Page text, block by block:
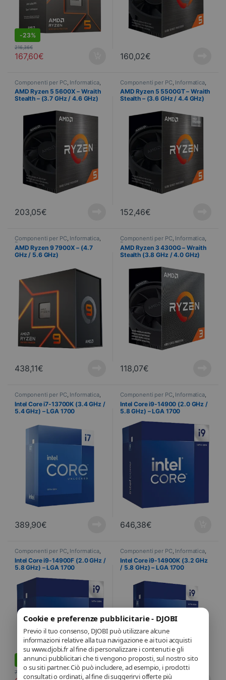
Cookie e preferenze pubblicitarie - DJOBI
Previo il tuo consenso, DJOBI può utilizzare alcune
informazioni relative alla tua navigazione e ai tuoi acquisti
su www.djobi.fr al fine di personalizzare i contenuti e gli
annunci pubblicitari che ti vengono proposti, sul nostro sito
o su siti partner. Ciò può includere, ad esempio, i prodotti
consultati o ordinati, al fine di suggerirvi offerte più
-23%
167,60€
216,36€
160,02€
Componenti per PC Informatica,
Processore
AMD Ryzen 5 5600X – Wraith
Stealth – (3.7 GHz / 4.6 GHz)
203,05€
Componenti per PC Informatica,
Processore
AMD Ryzen 5 5500GT – Wraith
Stealth – (3.6 GHz / 4.4 GHz)
152,46€
Componenti per PC, Informatica,
Processore
AMD Ryzen 9 7900X – (4.7
GHz / 5.6 GHz)
438,11€
Componenti per PC, Informatica,
Processore
AMD Ryzen 3 4300G – Wraith
Stealth (3.8 GHz / 4.0 GHz)
118,07€
Componenti per PC, Informatica,
Processore
Intel Core i7-13700K (3.4 GHz /
5.4 GHz) – LGA 1700
389,90€
Componenti per PC, Informatica,
Processore
Intel Core i9-14900 (2.0 GHz /
5.8 GHz) – LGA 1700
646,38€
Componenti per PC, Informatica,
Processore,PROMOTIONS
Intel Core i9-14900F (2.0 GHz /
5.8 GHz) – LGA 1700
12%
707,80
DEALS
Componenti per PC, Informatica,
Processore,PROMOTIONS
Intel Core i9-14900K (3.2 GHz
/ 5.8 GHz) – LGA 1700
- 18%
624,90